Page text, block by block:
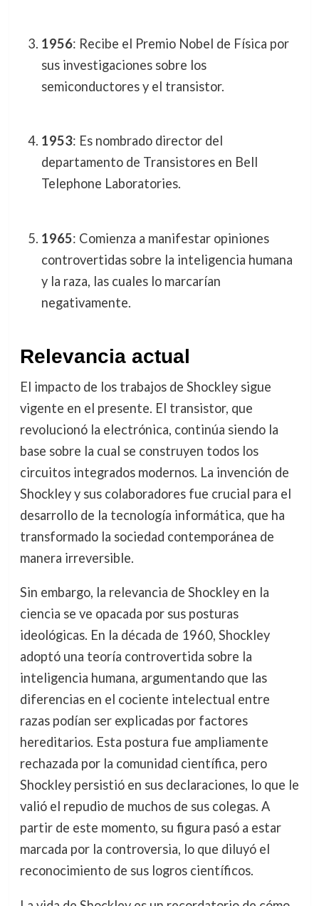
1956: Recibe el Premio Nobel de Física por
sus investigaciones sobre los
semiconductores y el transistor.
1953: Es nombrado director del
departamento de Transistores en Bell
Telephone Laboratories.
1965: Comienza a manifestar opiniones
controvertidas sobre la inteligencia humana
y la raza, las cuales lo marcarían
negativamente.
Relevancia actual
El impacto de los trabajos de Shockley sigue
vigente en el presente. El transistor, que
revolucionó la electrónica, continúa siendo la
base sobre la cual se construyen todos los
circuitos integrados modernos. La invención de
Shockley y sus colaboradores fue crucial para el
desarrollo de la tecnología informática, que ha
transformado la sociedad contemporánea de
manera irreversible.
Sin embargo, la relevancia de Shockley en la
ciencia se ve opacada por sus posturas
ideológicas. En la década de 1960, Shockley
adoptó una teoría controvertida sobre la
inteligencia humana, argumentando que las
diferencias en el cociente intelectual entre
razas podían ser explicadas por factores
hereditarios. Esta postura fue ampliamente
rechazada por la comunidad científica, pero
Shockley persistió en sus declaraciones, lo que le
valió el repudio de muchos de sus colegas. A
partir de este momento, su figura pasó a estar
marcada por la controversia, lo que diluyó el
reconocimiento de sus logros científicos.